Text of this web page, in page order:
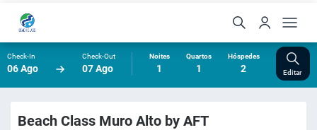
Check-In
06 Ago
Check-Out
07 Ago
Noites
1
Quartos
1
Hóspedes
2 Editar
Beach Class Muro Alto by AFT